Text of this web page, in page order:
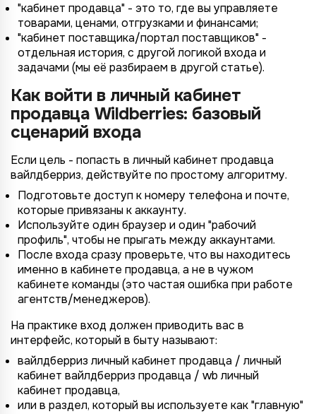
"кабинет продавца" - это то, где вы управляете
товарами, ценами, отгрузками и финансами;
"кабинет поставщика/портал поставщиков" -
отдельная история, с другой логикой входа и
задачами (мы её разбираем в другой статье).
Как войти в личный кабинет
продавца Wildberries: базовый
сценарий входа
Если цель - попасть в личный кабинет продавца
вайлдберриз, действуйте по простому алгоритму.
Подготовьте доступ к номеру телефона и почте,
которые привязаны к аккаунту.
Используйте один браузер и один "рабочий
профиль", чтобы не прыгать между аккаунтами.
После входа сразу проверьте, что вы находитесь
именно в кабинете продавца, а не в чужом
кабинете команды (это частая ошибка при работе
агентств/менеджеров).
На практике вход должен приводить вас в
интерфейс, который в быту называют:
вайлдберриз личный кабинет продавца / личный
кабинет вайлдберриз продавца / wb личный
кабинет продавца,
или в раздел, который вы используете как "главную"